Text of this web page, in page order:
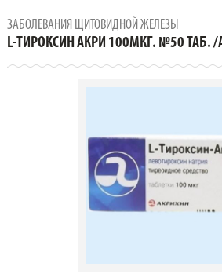
L-ТИРОКСИН АКРИ 100МКГ. №50 ТАБ. /АКРИХИН/
ЗАБОЛЕВАНИЯ ЩИТОВИДНОЙ ЖЕЛЕЗЫ
L-ТИРОКСИН АКРИ 100МКГ. №50 ТАБ.